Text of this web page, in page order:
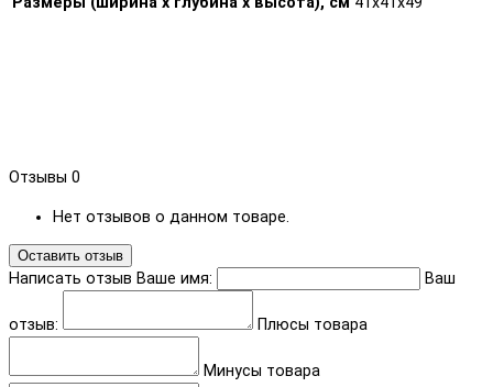
Отзывы 0
Нет отзывов о данном товаре.
Оставить отзыв
Написать отзыв Ваше имя: Ваш
отзыв: Плюсы товара
Минусы товара